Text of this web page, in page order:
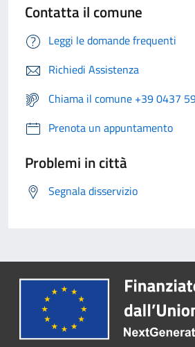
Contatta il comune
Leggi le domande frequenti
Richiedi Assistenza
Chiama il comune +39 0437
Prenota un appuntamento
Problemi in città
Segnala disservizio